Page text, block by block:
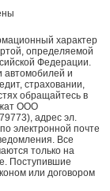
характер
определяемой
Федерации.
автомобилей и
страховании,
обращайтесь в
ООО
адрес эл.
электронной почте
Все
только на
Поступившие
или договором